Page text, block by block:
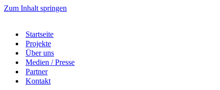
Zum Inhalt springen
Startseite
Projekte
Über uns
Medien / Presse
Partner
Kontakt